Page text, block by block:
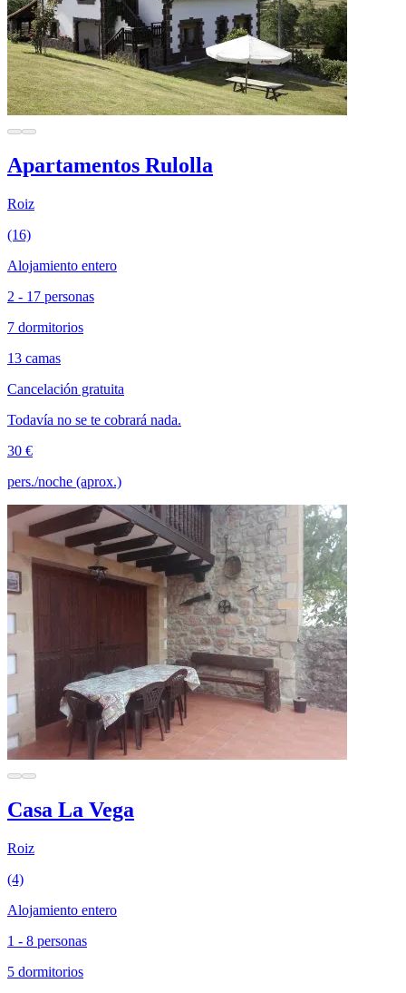
Apartamentos Rulolla
Roiz
(16)
Alojamiento entero
2 - 17 personas
7 dormitorios
13 camas
Cancelación gratuita
Todavía no se te cobrará nada.
30 €
pers./noche (aprox.)
Casa La Vega
Roiz
(4)
Alojamiento entero
1 - 8 personas
5 dormitorios